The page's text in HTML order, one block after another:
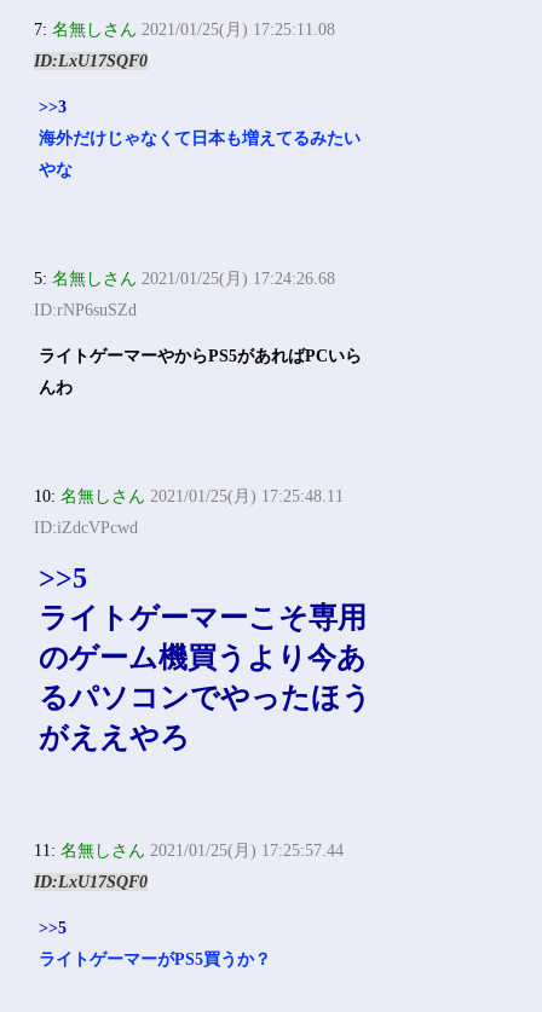
7:名無しさん 2021/01/25(月) 17:25:11.08
ID:LxU17SQF0
>>3
海外だけじゃなくて日本も増えてるみたい
やな
5:名無しさん 2021/01/25(月) 17:24:26.68
ID:rNP6suSZd
ライトゲーマーやからPS5があればPCいら
んわ
10:名無しさん 2021/01/25(月) 17:25:48.11
ID:iZdcVPcwd
>>5
ライトゲーマーこそ専用
のゲーム機買うより今あ
るパソコンでやったほう
がええやろ
11:名無しさん 2021/01/25(月) 17:25:57.44
ID:LxU17SQF0
>>5
ライトゲーマーがPS5買うか？